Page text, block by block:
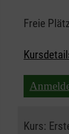
Freie
Kurs: